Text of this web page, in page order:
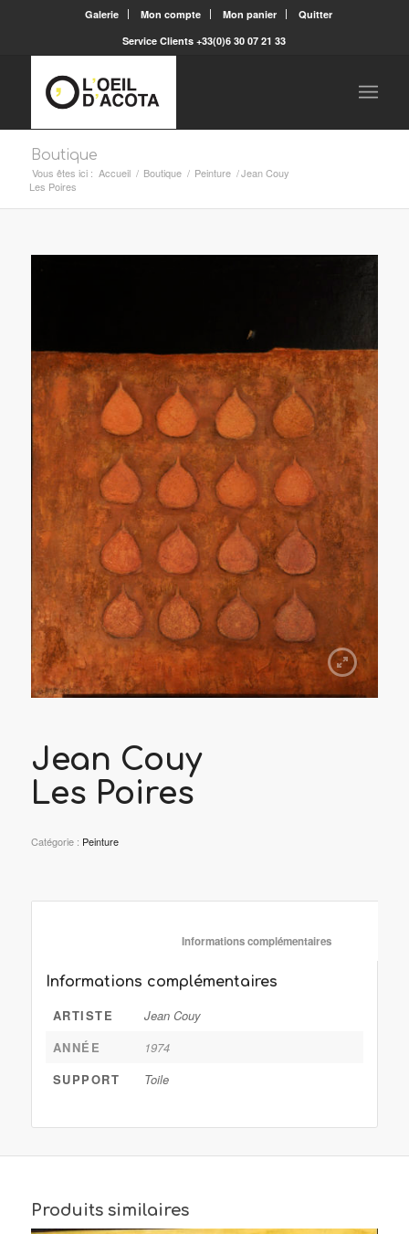
Galerie Mon compte Mon panier
Quitter
Service Clients +33(0)6 30 07 21 33
Boutique
Vous êtes ici : Accueil / Boutique / Peinture /Jean Couy
Les Poires
Jean Couy
Les Poires
Catégorie : Peinture
Informations
Informations complémentaires
ARTISTE
Jean Couy
ANNÉE
1974
SUPPORT
Toile
Produits similaires